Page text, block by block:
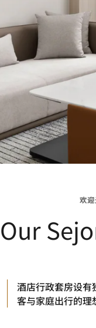
欢
酒店行政套房设有
客与家庭出行的理